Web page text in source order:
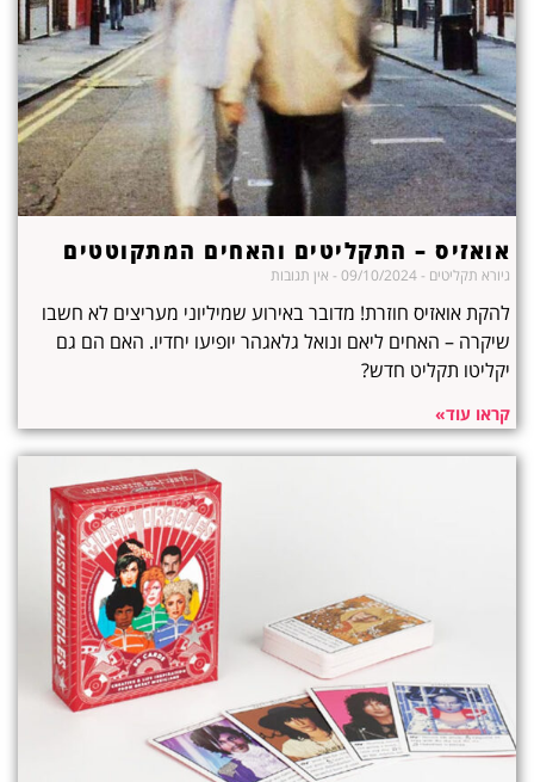
אואזיס – התקליטים והאחים המתקוטטים
גיורא תקליטים אין תגובות
להקת אואזיס חוזרת! מדובר באירוע שמיליוני מעריצים לא חשבו
שיקרה – האחים ליאם ונואל גלאגהר יופיעו יחדיו. האם הם גם
יקליטו תקליט חדש?
קראו עוד»